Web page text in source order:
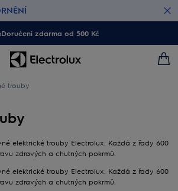
Doručení zdarma od 500 Kč
trouby
elektrické trouby Electrolux. Každá z řady 600
zdravých a chutných pokrmů.
elektrické trouby Electrolux. Každá z řady 600
zdravých a chutných pokrmů.